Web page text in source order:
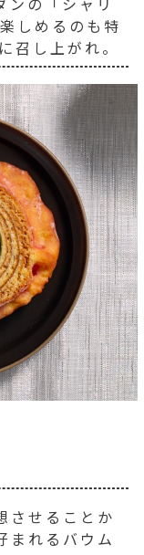
しめるのも特
召し上がれ。
させることか
まれるバウム